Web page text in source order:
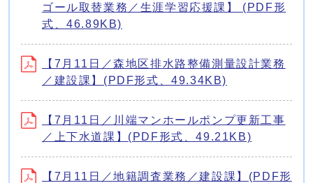
ゴール取替業務／生涯学習応援課】 (PDF形
式、46.89KB)
【7月11日／森地区排水路整備測量設計業務
／建設課】(PDF形式、49.34KB)
【7月11日／川端マンホールポンプ更新工事
／上下水道課】(PDF形式、49.21KB)
【7月11日／地籍調査業務／建設課】(PDF形